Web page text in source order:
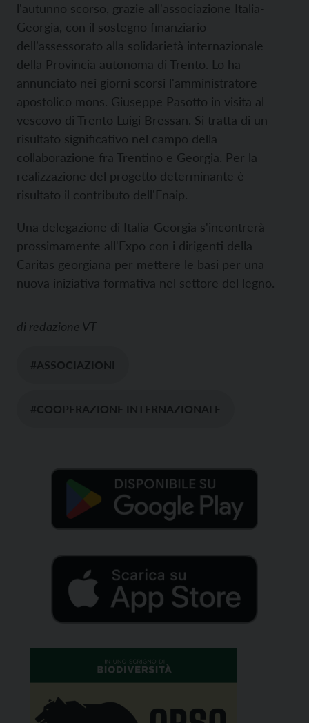
l'autunno scorso, grazie all'associazione Italia-
Georgia, con il sostegno finanziario
dell’assessorato alla solidarietà internazionale
della Provincia autonoma di Trento. Lo ha
annunciato nei giorni scorsi l'amministratore
apostolico mons. Giuseppe Pasotto in visita al
vescovo di Trento Luigi Bressan. Si tratta di un
risultato significativo nel campo della
collaborazione fra Trentino e Georgia. Per la
realizzazione del progetto determinante è
risultato il contributo dell'Enaip.
Una delegazione di Italia-Georgia s'incontrerà
prossimamente all'Expo con i dirigenti della
Caritas georgiana per mettere le basi per una
nuova iniziativa formativa nel settore del legno.
di redazione VT
#ASSOCIAZIONI
#COOPERAZIONE INTERNAZIONALE